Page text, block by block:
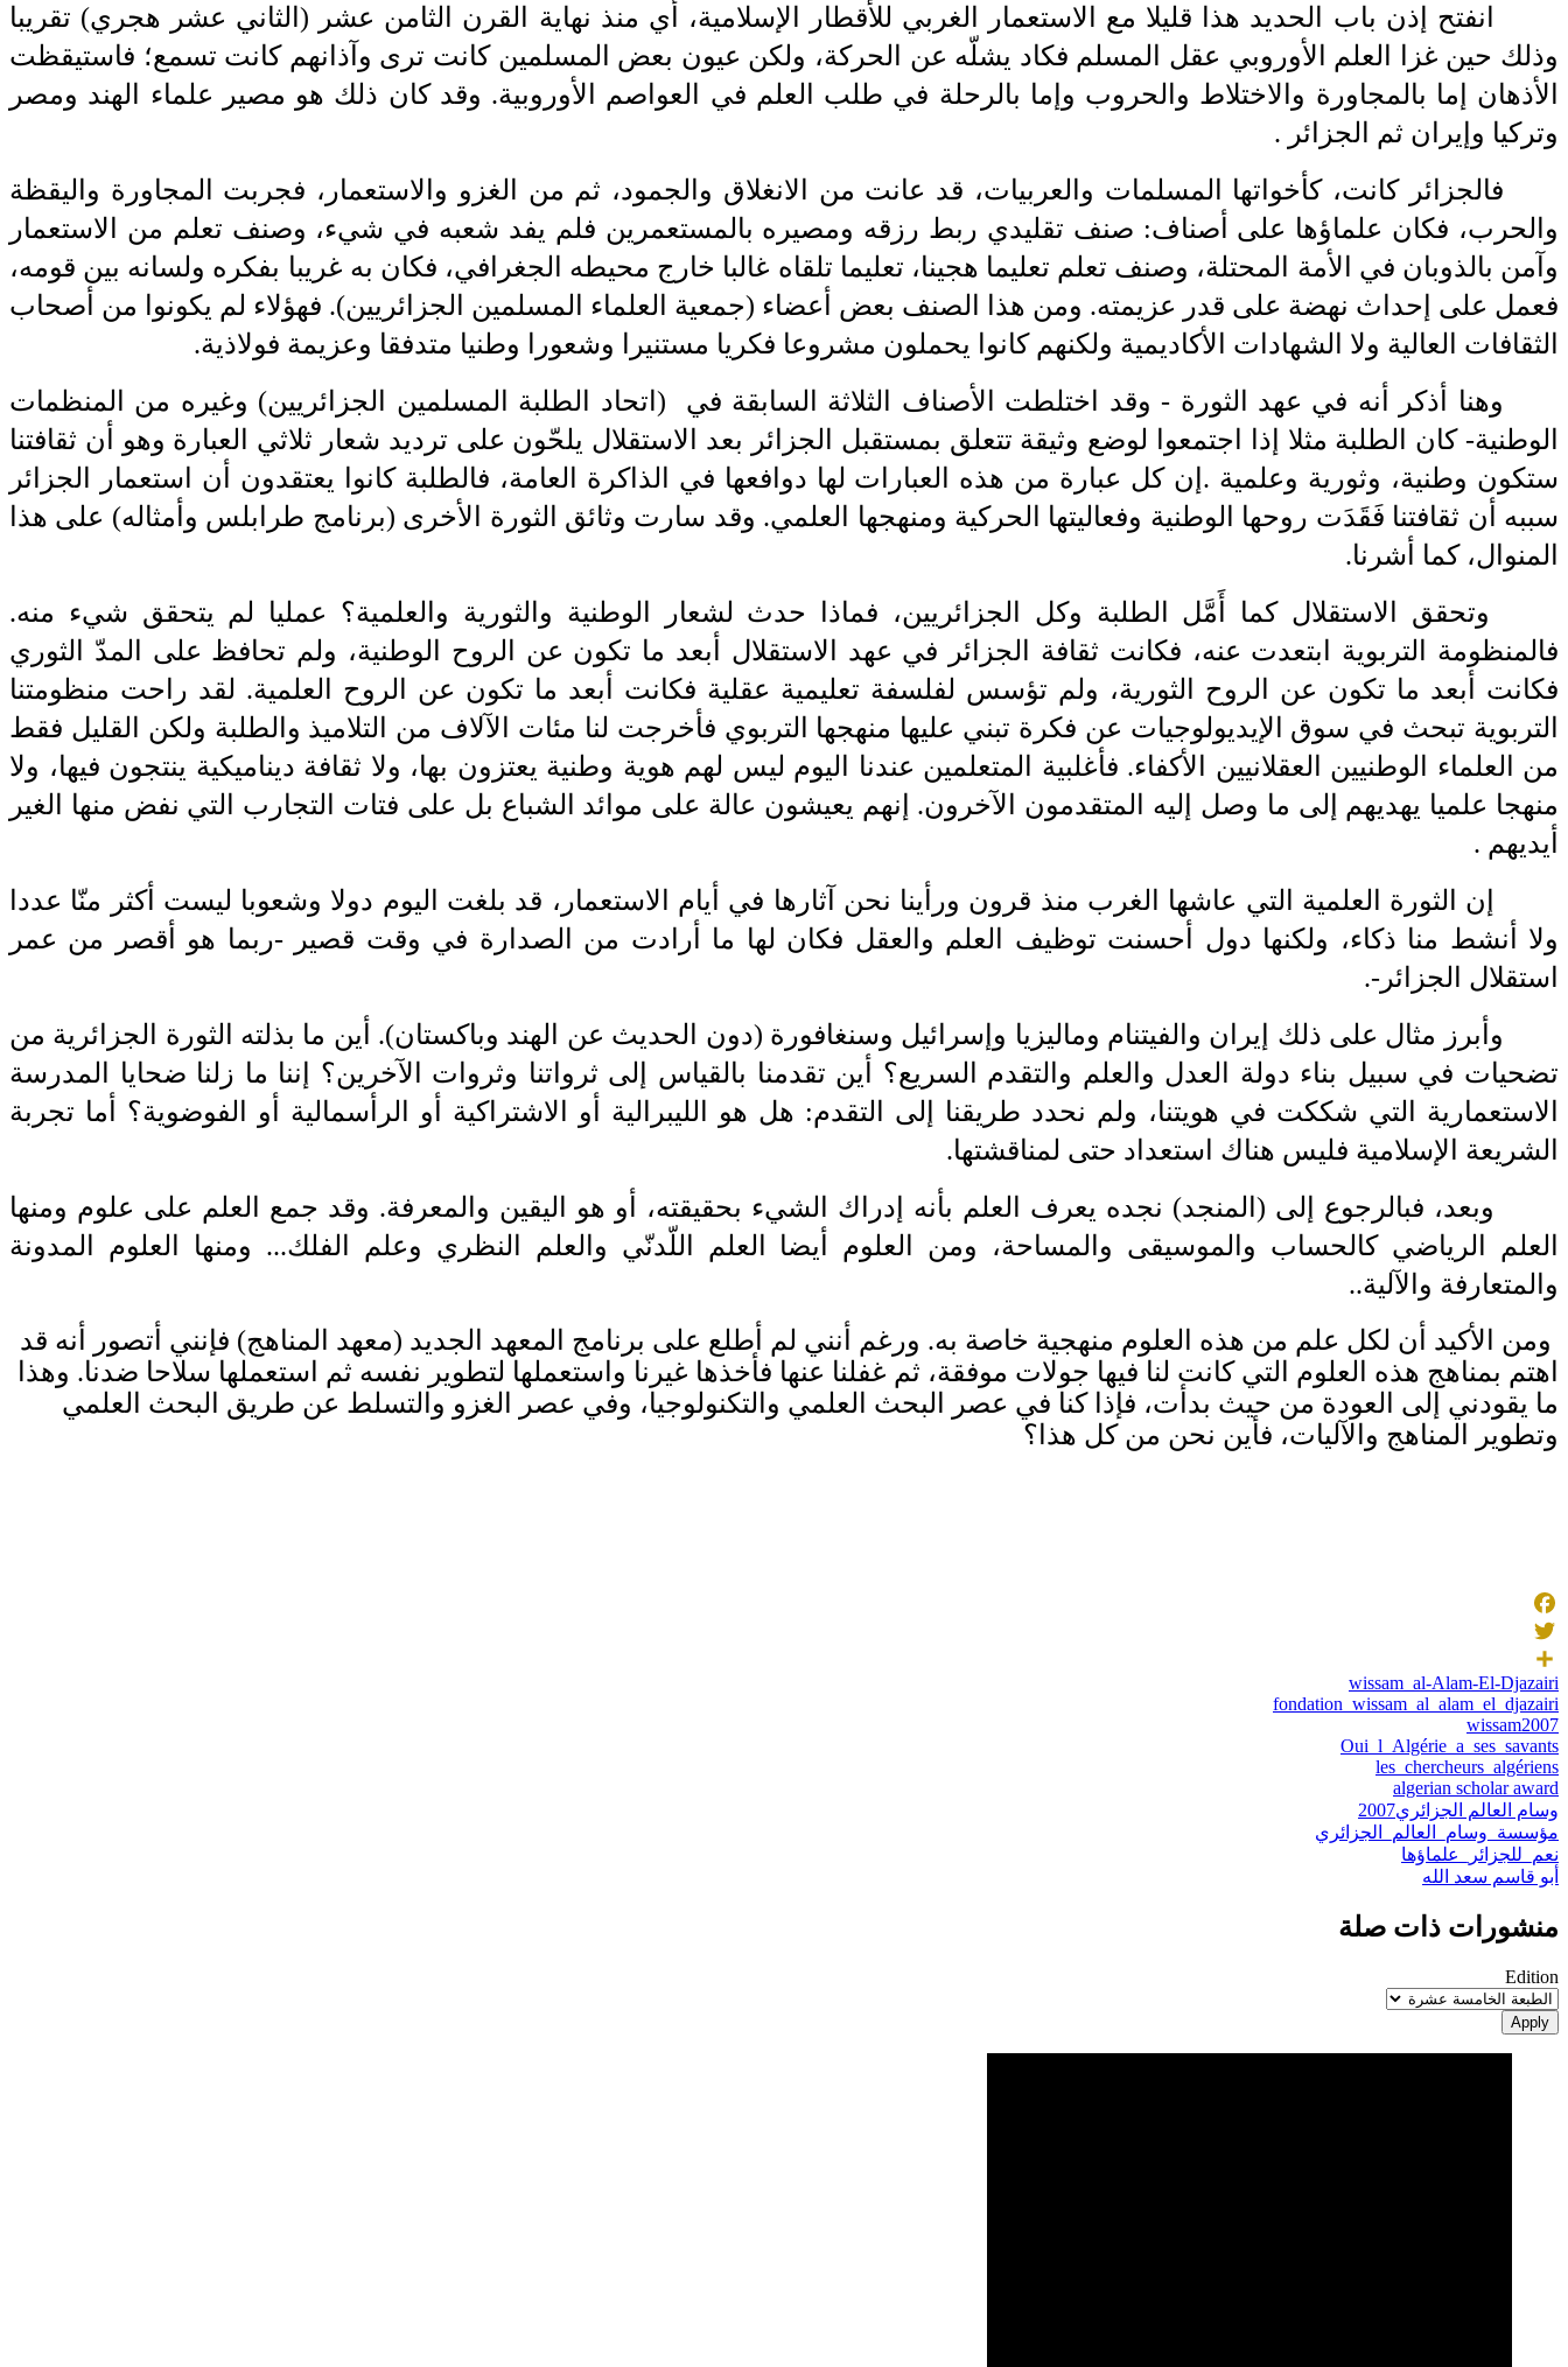
انفتح إذن باب الحديد هذا قليلا مع الاستعمار الغربي للأقطار الإسلامية، أي منذ نهاية القرن الثامن عشر (الثاني عشر هجري) ‏تقريبا
وذلك حين غزا العلم الأوروبي عقل المسلم فكاد يشلّه عن الحركة، ولكن عيون بعض المسلمين كانت ترى وآذانهم كانت تسمع؛ ‏فاستيقظت
الأذهان إما بالمجاورة والاختلاط والحروب وإما بالرحلة في طلب العلم في العواصم الأوروبية. وقد كان ذلك هو ‏مصير علماء الهند ومصر
وتركيا وإيران ثم
الجزائر . ‎
فالجزائر كانت، كأخواتها المسلمات والعربيات، قد عانت من الانغلاق والجمود، ثم من الغزو والاستعمار، فجربت المجاورة ‏واليقظة
والحرب، فكان علماؤها على أصناف: صنف تقليدي ربط رزقه ومصيره بالمستعمرين فلم يفد شعبه في شيء، وصنف تعلم ‏من
الاستعمار
وآمن بالذوبان في الأمة المحتلة، وصنف تعلم تعليما هجينا، تعليما تلقاه غالبا خارج محيطه الجغرافي، فكان به غريبا ‏بفكره ولسانه بين قومه،
فعمل على إحداث نهضة على قدر عزيمته. ومن هذا الصنف بعض أعضاء (جمعية العلماء المسلمين
الجزائريين). فهؤلاء لم يكونوا من أصحاب
الثقافات العالية ولا الشهادات الأكاديمية ولكنهم كانوا يحملون مشروعا فكريا مستنيرا ‏وشعورا وطنيا متدفقا وعزيمة فولاذية.‎
وهنا أذكر أنه في عهد الثورة - وقد اختلطت الأصناف الثلاثة السابقة في‏
( اتحاد الطلبة المسلمين الجزائريين) وغيره من ‏المنظمات
الوطنية- كان الطلبة مثلا‏
إذا اجتمعوا لوضع وثيقة تتعلق بمستقبل الجزائر بعد الاستقلال يلحّون على ترديد شعار ثلاثي ‏العبارة وهو أن ثقافتنا
ستكون وطنية، وثورية وعلمية . ‎ إن كل عبارة من هذه العبارات لها دوافعها في الذاكرة العامة، فالطلبة كانوا ‏يعتقدون أن استعمار
الجزائر
سببه أن ثقافتنا فَقَدَت روحها الوطنية وفعاليتها الحركية ومنهجها العلمي. وقد سارت وثائق الثورة ‏الأخرى (برنامج طرابلس وأمثاله) على هذا
المنوال، كما أشرنا.‎
وتحقق الاستقلال كما أَمَّل الطلبة وكل الجزائريين، فماذا حدث لشعار
الوطنية والثورية والعلمية؟ عمليا لم يتحقق شيء منه.
‏فالمنظومة التربوية
ابتعدت عنه، فكانت ثقافة الجزائر في عهد الاستقلال أبعد ما تكون عن الروح الوطنية، ولم تحافظ على المدّ ‏الثوري
فكانت أبعد ما تكون عن الروح الثورية، ولم تؤسس لفلسفة تعليمية عقلية فكانت أبعد ما تكون عن الروح العلمية. لقد راحت ‏منظومتنا
التربوية تبحث في سوق الإيديولوجيات عن فكرة تبني عليها منهجها التربوي فأخرجت لنا مئات
الآلاف من التلاميذ والطلبة ‏ولكن القليل فقط
من العلماء الوطنيين العقلانيين
الأكفاء. فأغلبية المتعلمين عندنا اليوم ليس لهم هوية وطنية يعتزون بها، ولا ثقافة ديناميكية ينتجون فيها، ولا
منهجا علميا يهديهم إلى ما وصل إليه المتقدمون الآخرون. إنهم يعيشون عالة على موائد الشباع بل على ‏فتات التجارب التي نفض منها الغير
أيديهم . ‎
إن الثورة العلمية التي عاشها الغرب منذ قرون ورأينا نحن آثارها في أيام
الاستعمار، قد بلغت اليوم دولا وشعوبا ليست أكثر منّا ‏عددا
ولا أنشط منا ذكاء، ولكنها دول
أحسنت توظيف العلم والعقل فكان لها ما أرادت من الصدارة في وقت قصير -ربما هو أقصر
من ‏عمر
استقلال الجزائر-.
وأبرز مثال على ذلك إيران والفيتنام وماليزيا وإسرائيل وسنغافورة (دون الحديث عن الهند وباكستان). أين ما ‏بذلته الثورة الجزائرية من
تضحيات في سبيل بناء دولة العدل والعلم والتقدم السريع؟ أين تقدمنا بالقياس إلى ثرواتنا وثروات الآخرين؟ ‏إننا ما زلنا ضحايا المدرسة
الاستعمارية التي شككت في هويتنا، ولم نحدد طريقنا إلى التقدم: هل هو الليبرالية أو الاشتراكية أو ‏الرأسمالية أو
الفوضوية؟ أما تجربة
الشريعة الإسلامية فليس هناك استعداد حتى لمناقشتها.‎
وبعد، فبالرجوع إلى (المنجد) نجده يعرف العلم بأنه إدراك الشيء بحقيقته، أو هو اليقين والمعرفة. وقد جمع العلم على علوم ‏ومنها
العلم الرياضي كالحساب والموسيقى والمساحة، ومن العلوم أيضا العلم اللّدنّي والعلم النظري وعلم الفلك... ومنها العلوم
المدونة
‏والمتعارفة والآلية..‎
‎ ‎ومن الأكيد أن لكل علم من هذه العلوم منهجية خاصة به. ورغم أنني لم أطلع‎ ‎على برنامج المعهد الجديد (معهد المناهج) فإنني أتصور أنه قد
اهتم ‏بمناهج هذه العلوم التي كانت لنا‎ ‎فيها جولات موفقة، ثم غفلنا عنها فأخذها غيرنا واستعملها لتطوير نفسه ثم استعملها‎ ‎سلاحا ضدنا. ‏وهذا
ما يقودني إلى العودة من حيث بدأت، فإذا كنا في عصر البحث العلمي‎ ‎والتكنولوجيا، وفي عصر الغزو والتسلط عن طريق ‏البحث العلمي
وتطوير المناهج‎ ‎والآليات، فأين نحن من كل هذا؟
Facebook
Twitter
Share
wissam_al-Alam-El-Djazairi
fondation_wissam_al_alam_el_djazairi
wissam2007
Oui_l_Algérie_a_ses_savants
les_chercheurs_algériens
algerian scholar award
وسام العالم الجزائري2007
مؤسسة_وسام_العالم_الجزائري
نعم_للجزائر_علماؤها
أبو قاسم سعد الله
منشورات ذات صلة
Edition
Apply